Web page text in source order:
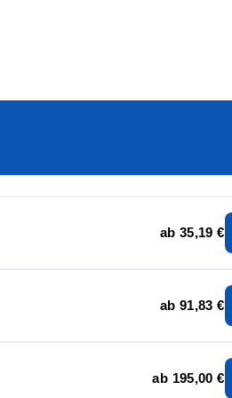
ab 35,19 €
ab 91,83 €
ab 195,00 €